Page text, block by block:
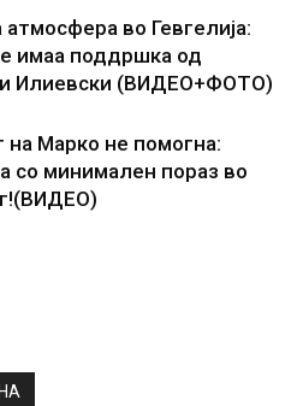
во Гевгелија:
имаа поддршка од
и Илиевски (ВИДЕО+ФОТО)
на Марко не помогна:
со минимален пораз во